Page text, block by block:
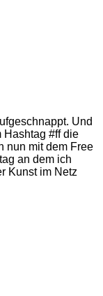
Und
Hashtag #ff die
nun mit dem Free
an dem ich
Kunst im Netz